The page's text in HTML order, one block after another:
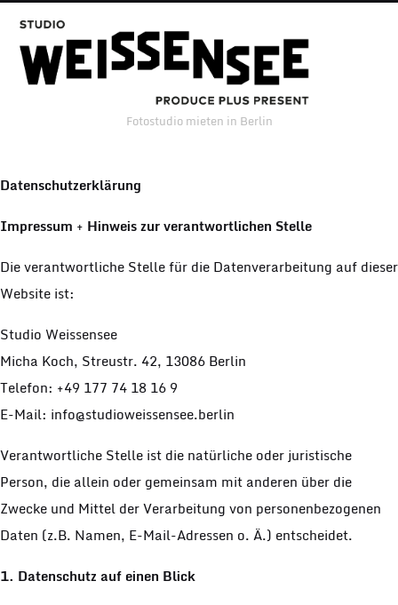
Fotostudio mieten in Berlin
Datenschutzerklärung
Impressum + Hinweis zur verantwortlichen Stelle
Die verantwortliche Stelle für die Datenverarbeitung auf dieser
Website ist:
Studio Weissensee
Micha Koch, Streustr. 42, 13086 Berlin
Telefon: +49 177 74 18 16 9
E-Mail: info@studioweissensee.berlin
Verantwortliche Stelle ist die natürliche oder juristische
Person, die allein oder gemeinsam mit anderen über die
Zwecke und Mittel der Verarbeitung von personenbezogenen
Daten (z.B. Namen, E-Mail-Adressen o. Ä.) entscheidet.
1. Datenschutz auf einen Blick